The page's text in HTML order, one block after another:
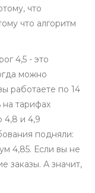
что
что алгоритм
4,5 - это
можно
работаете по 14
на тарифах
4,8 и 4,9
подняли:
4,85. Если вы не
заказы. А значит,